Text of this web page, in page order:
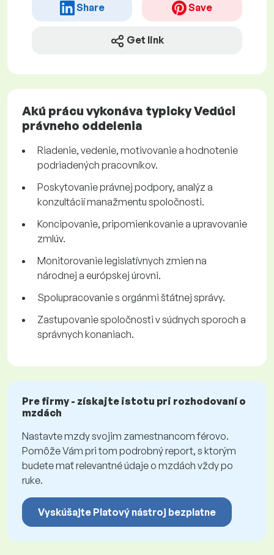
Share Save
Get link
Akú prácu vykonáva typicky Vedúci
právneho oddelenia
Riadenie, vedenie, motivovanie a hodnotenie
podriadených pracovníkov.
Poskytovanie právnej podpory, analýz a
konzultácií manažmentu spoločnosti.
Koncipovanie, pripomienkovanie a upravovanie
zmlúv.
Monitorovanie legislatívnych zmien na
národnej a európskej úrovni.
Spolupracovanie s orgánmi štátnej správy.
Zastupovanie spoločnosti v súdnych sporoch a
správnych konaniach.
Pre firmy - získajte istotu pri rozhodovaní o
mzdách
Nastavte mzdy svojim zamestnancom férovo.
Pomôže Vám pri tom podrobný report, s ktorým
budete mať relevantné údaje o mzdách vždy po
ruke.
Vyskúšajte Platový nástroj bezplatne